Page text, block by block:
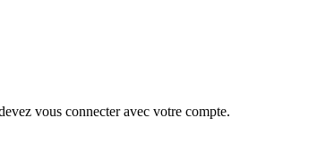
vous connecter avec votre compte.